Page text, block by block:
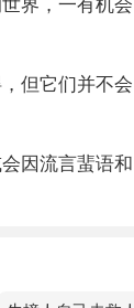
但它们并不会
因流言蜚语和